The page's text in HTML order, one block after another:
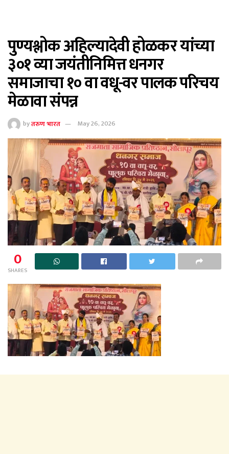
पुण्यश्लोक अहिल्यादेवी होळकर यांच्या
३०१ व्या जयंतीनिमित्त धनगर
समाजाचा १० वा वधू-वर पालक परिचय
मेळावा संपन्न
byतरुण भारत May 26, 2026
0
SHARES